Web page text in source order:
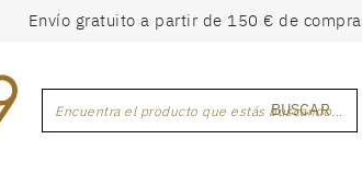
Envío gratuito a partir de 150 € de compra
Encuentra el producto que estás buscando...
BUSCAR